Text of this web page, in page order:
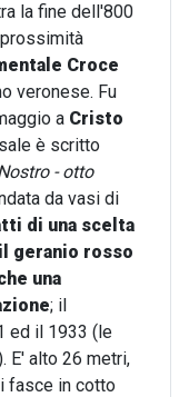
la fine dell'800
Croce
veronese. Fu
a Cristo
è scritto
- otto
da vasi di
di una scelta
il geranio rosso
una
; il
ed il 1933 (le
E' alto 26 metri,
fasce in cotto